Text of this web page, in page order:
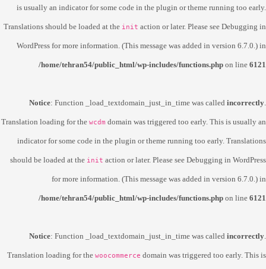
is usually an indicator for some code in the plugin or theme running too early.
Translations should be loaded at the init action or later. Please see Debugging in
WordPress for more information. (This message was added in version 6.7.0.) in
/home/tehran54/public_html/wp-includes/functions.php on line 6121
Notice: Function _load_textdomain_just_in_time was called incorrectly.
Translation loading for the wcdm domain was triggered too early. This is usually an
indicator for some code in the plugin or theme running too early. Translations
should be loaded at the init action or later. Please see Debugging in WordPress
for more information. (This message was added in version 6.7.0.) in
/home/tehran54/public_html/wp-includes/functions.php on line 6121
Notice: Function _load_textdomain_just_in_time was called incorrectly.
Translation loading for the woocommerce domain was triggered too early. This is